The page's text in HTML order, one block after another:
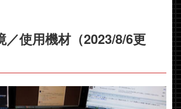
／使用機材（2023/8/6更